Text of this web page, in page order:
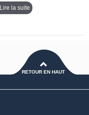
Lire la suite
RETOUR EN HAUT